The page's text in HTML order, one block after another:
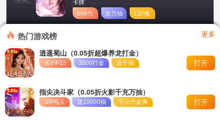
单日大额福利
转游活动
冠名活动
单日大额福利
卡牌
648代
币
送万抽
120魂
币
热门游戏榜 更多
逍遥蜀山（0.05折超爆养龙打金）
送VIP15 3000打金 送千抽 打开
指尖决斗家（0.05折火影千充万抽）
UR鸣人 送10000抽 千元代金券 打开